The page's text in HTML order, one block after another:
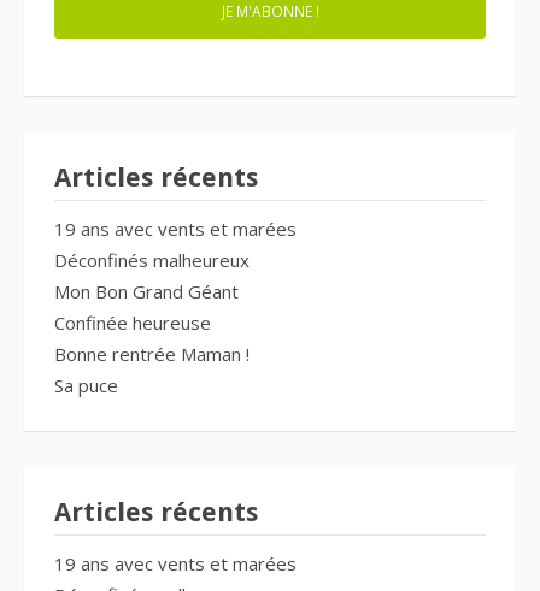
JE M'ABONNE !
Articles récents
19 ans avec vents et marées
Déconfinés malheureux
Mon Bon Grand Géant
Confinée heureuse
Bonne rentrée Maman !
Sa puce
Articles récents
19 ans avec vents et marées